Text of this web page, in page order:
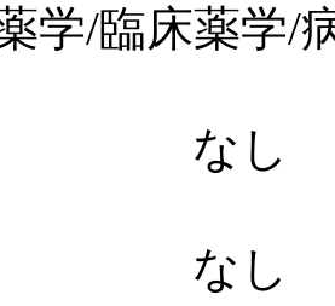
床薬学/病
し
し